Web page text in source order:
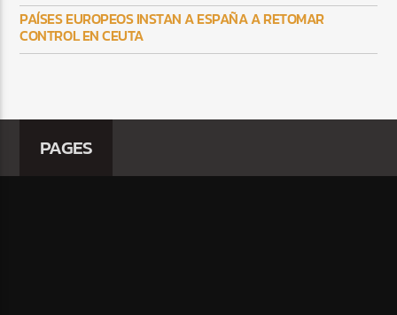
PAÍSES EUROPEOS INSTAN A ESPAÑA A RETOMAR
CONTROL EN CEUTA
PAGES